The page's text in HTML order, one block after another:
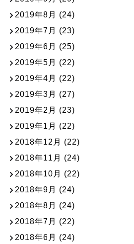
2019年8月 (24)
2019年7月 (23)
2019年6月 (25)
2019年5月 (22)
2019年4月 (22)
2019年3月 (27)
2019年2月 (23)
2019年1月 (22)
2018年12月 (22)
2018年11月 (24)
2018年10月 (22)
2018年9月 (24)
2018年8月 (24)
2018年7月 (22)
2018年6月 (24)